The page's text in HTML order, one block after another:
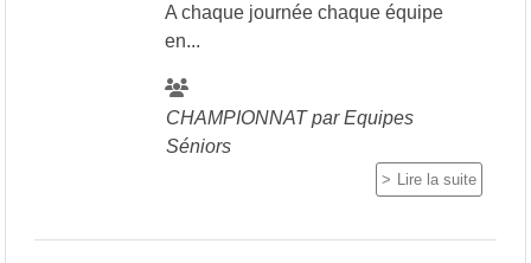
A chaque journée chaque équipe
en...
CHAMPIONNAT par Equipes
Séniors
Lire la suite